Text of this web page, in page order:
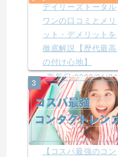
デイリーズトータル
ワンの口コミとメリ
ット・デメリットを
徹底解説【歴代最高
の付け心地】
更新日:2022/01/24
3
【コスパ最強のコン